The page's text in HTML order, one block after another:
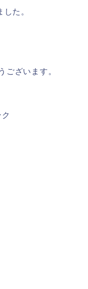
た。
ございます。